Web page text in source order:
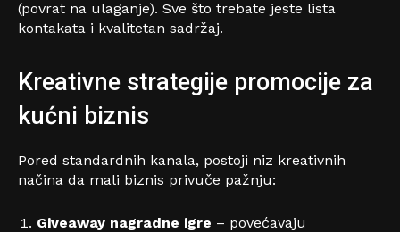
(povrat na ulaganje). Sve što trebate jeste lista
kontakata i kvalitetan sadržaj.
Kreativne strategije promocije za
kućni biznis
Pored standardnih kanala, postoji niz kreativnih
načina da mali biznis privuče pažnju:
Giveaway nagradne igre – povećavaju